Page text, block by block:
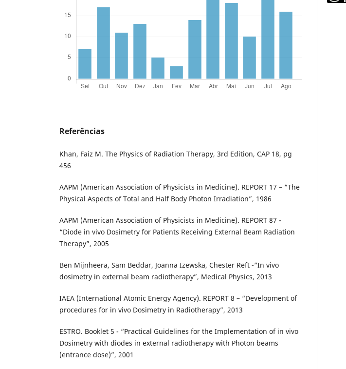
Referências
Khan, Faiz M. The Physics of Radiation Therapy, 3rd Edition, CAP 18, pg
456
AAPM (American Association of Physicists in Medicine). REPORT 17 – “The
Physical Aspects of Total and Half Body Photon Irradiation”, 1986
AAPM (American Association of Physicists in Medicine). REPORT 87 -
“Diode in vivo Dosimetry for Patients Receiving External Beam Radiation
Therapy”, 2005
Ben Mijnheera, Sam Beddar, Joanna Izewska, Chester Reft -“In vivo
dosimetry in external beam radiotherapy”, Medical Physics, 2013
IAEA (International Atomic Energy Agency). REPORT 8 – “Development of
procedures for in vivo Dosimetry in Radiotherapy”, 2013
ESTRO. Booklet 5 - “Practical Guidelines for the Implementation of in vivo
Dosimetry with diodes in external radiotherapy with Photon beams
(entrance dose)”, 2001